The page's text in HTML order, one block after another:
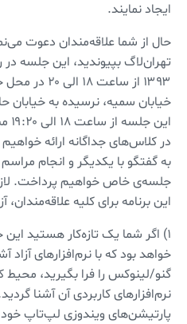
ایجاد نمایند.
۱۳۹۳ از ساعت
خیابان سمیه، نرسیده به خیابان
به گفتگو با یکدیگر و انجام
جلسه‌ی خاص خواهیم پرداخت.
این برنامه برای کلیه علاقه‌مندان،
۱) اگر شما یک تازه‌کار هستید
خواهد بود که با نرم‌افزارهای
گنو/لینوکس را فرا بگیرید، محیط
نرم‌افزارهای کاربردی آن آشنا
پارتیشن‌های ویندوزی لپ‌تاپ خود